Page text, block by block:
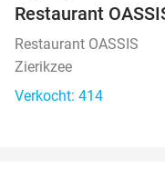
Restaurant
Restaurant OASSIS
Zierikzee
Verkocht: 414